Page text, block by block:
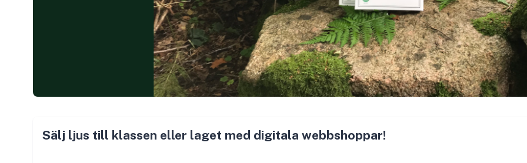
Sälj ljus till klassen eller laget med digitala webbshoppar!